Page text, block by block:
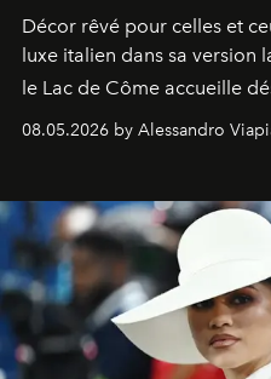
Décor rêvé pour celles et
luxe italien dans sa
le Lac de Côme accueille
signe un takeover entre
fragrances. L’une des
08.05.2026 by Alessandro